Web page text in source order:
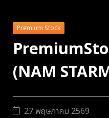
Premium Stock
(NAM
27 พฤษภาคม 2569